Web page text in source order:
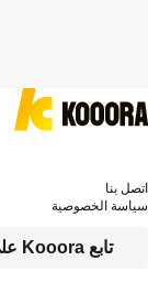
تابع Kooora على جوجل
اتصل بنا
سياسة الخصوصية